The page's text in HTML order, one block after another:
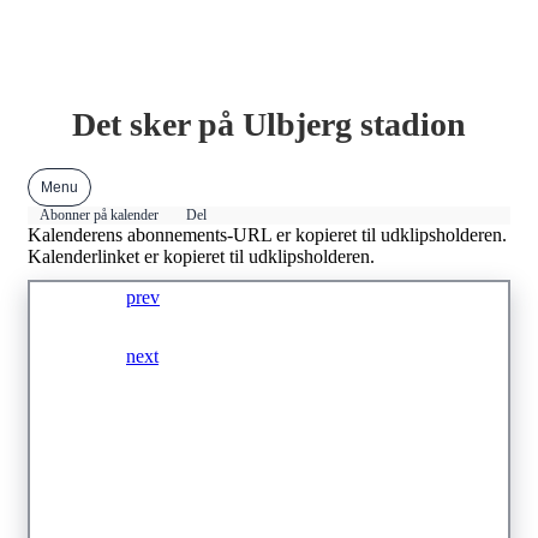
Det sker på Ulbjerg stadion
Menu
Abonner på kalender
Del
Kalenderens abonnements-URL er kopieret til udklipsholderen.
Kalenderlinket er kopieret til udklipsholderen.
prev
next